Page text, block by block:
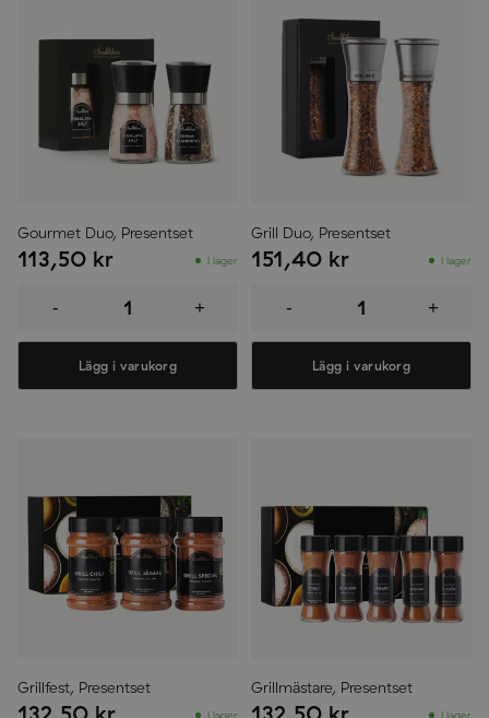
Gourmet Duo, Presentset
113,50 kr I lager
-
Presentset
+
Lägg i varukorg
Grill Duo, Presentset
151,40 kr I lager
-
Presentset
+
Lägg i varukorg
Grillfest, Presentset
I lager
Grillmästare, Presentset
I lager